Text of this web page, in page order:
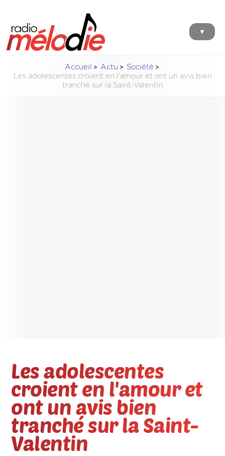
▼
Accueil Actu
Société
Les adolescentes croient en l'amour et ont un avis bien
tranché sur la Saint-Valentin
Les adolescentes
croient en l'amour et
ont un avis bien
tranché sur la Saint-
Valentin